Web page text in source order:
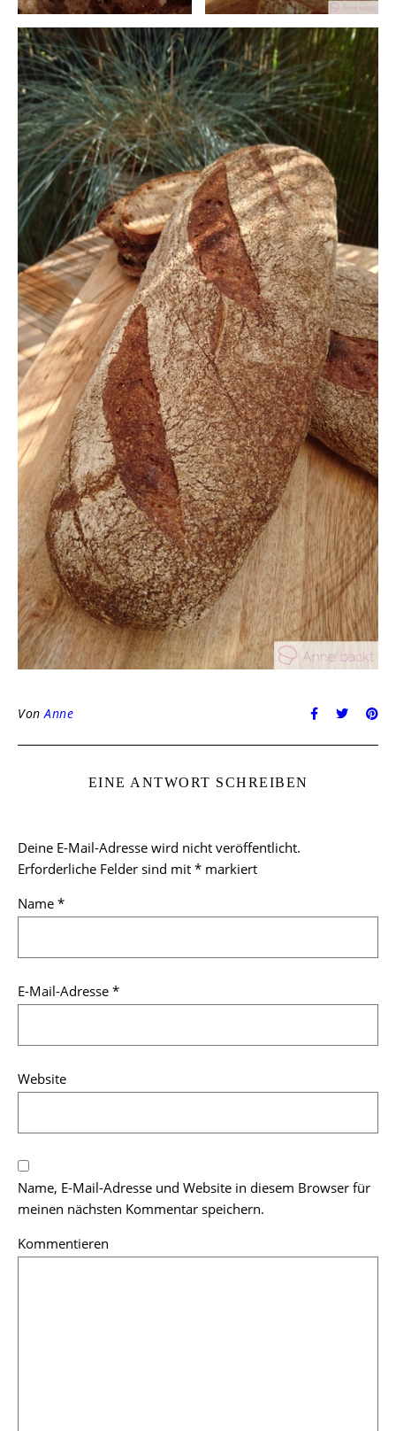
VonAnne
EINE ANTWORT SCHREIBEN
Deine E-Mail-Adresse wird nicht veröffentlicht.
Erforderliche Felder sind mit * markiert
Name *
E-Mail-Adresse *
Website
Name, E-Mail-Adresse und Website in diesem Browser für
meinen nächsten Kommentar speichern.
Kommentieren